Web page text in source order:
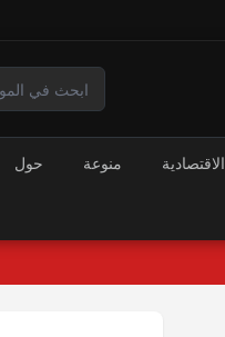
منوعة حول